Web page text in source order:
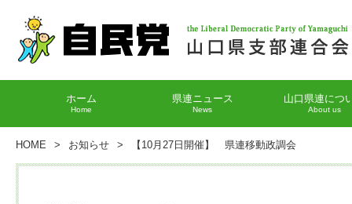
ホーム
Home
県連ニュース
News
山口県連につ
About us
HOME > お知らせ > 【10月27日開催】 県連移動政調会